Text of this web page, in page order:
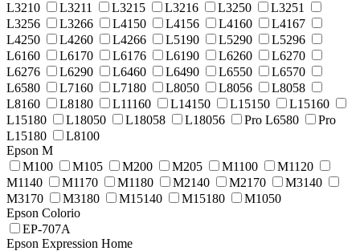
L3210
L3211 L3215 L3216 L3250
L3251
L3256
L3266 L4150 L4156 L4160
L4167
L4250
L4260 L4266 L5190 L5290
L5296
L6160
L6170 L6176 L6190 L6260
L6270
L6276
L6290 L6460 L6490 L6550
L6570
L6580
L7160 L7180 L8050 L8056
L8058
L8160
L8180 L11160 L14150 L15150
L15160
L15180
L18050 L18058 L18056 Pro L6580
Pro
L15180
L8100
Epson M
M100
M105 M200 M205 M1100
M1120
M1140
M1170 M1180 M2140 M2170
M3140
M3170
M3180 M15140 M15180
M1050
Epson Colorio
EP-707A
Epson Expression Home